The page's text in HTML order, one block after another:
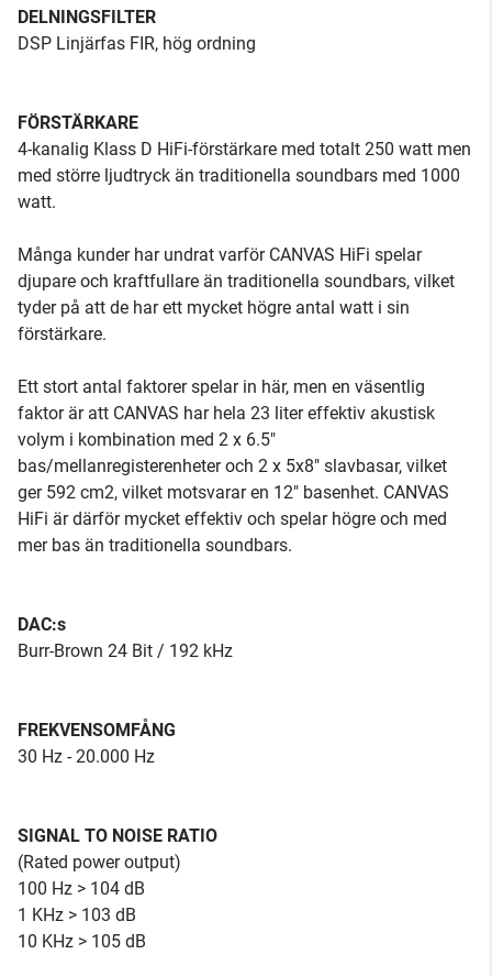
DELNINGSFILTER
DSP Linjärfas FIR, hög ordning
FÖRSTÄRKARE
4-kanalig Klass D HiFi-förstärkare med totalt 250 watt men
med större ljudtryck än traditionella soundbars med 1000
watt.
Många kunder har undrat varför CANVAS HiFi spelar
djupare och kraftfullare än traditionella soundbars, vilket
tyder på att de har ett mycket högre antal watt i sin
förstärkare.
Ett stort antal faktorer spelar in här, men en väsentlig
faktor är att CANVAS har hela 23 liter effektiv akustisk
volym i kombination med 2 x 6.5"
bas/mellanregisterenheter och 2 x 5x8" slavbasar, vilket
ger 592 cm2, vilket motsvarar en 12" basenhet. CANVAS
HiFi är därför mycket effektiv och spelar högre och med
mer bas än traditionella soundbars.
DAC:s
Burr-Brown 24 Bit / 192 kHz
FREKVENSOMFÅNG
30 Hz - 20.000 Hz
SIGNAL TO NOISE RATIO
(Rated power output)
100 Hz > 104 dB
1 KHz > 103 dB
10 KHz > 105 dB